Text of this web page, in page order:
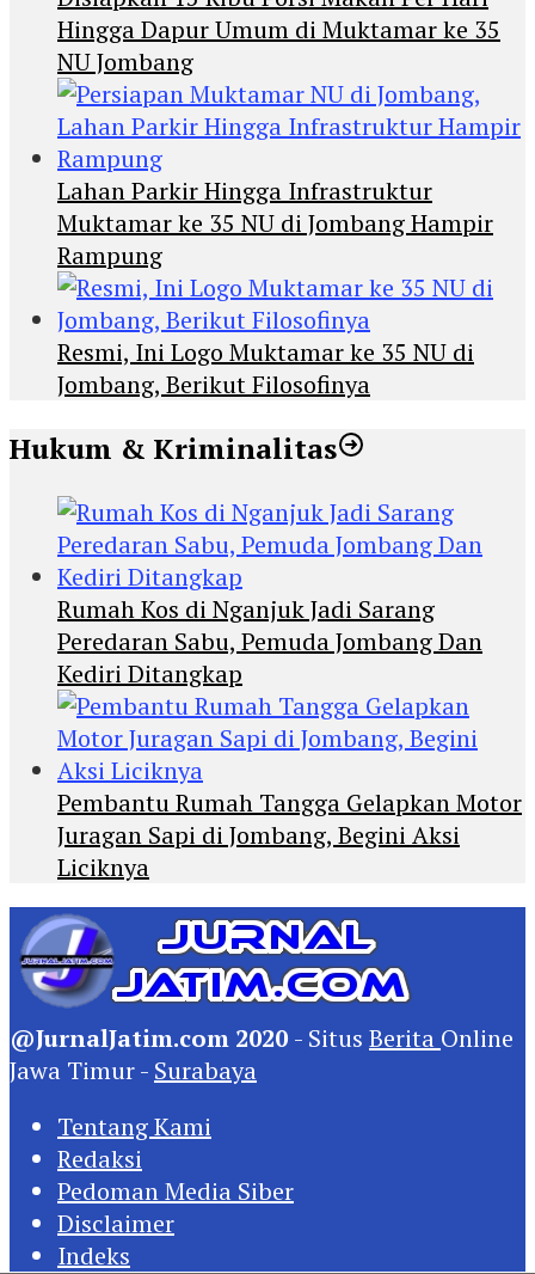
Hingga Dapur Umum di Muktamar ke 35
NU Jombang
Lahan Parkir Hingga Infrastruktur
Muktamar ke 35 NU di Jombang Hampir
Rampung
Resmi, Ini Logo Muktamar ke 35 NU di
Jombang, Berikut Filosofinya
Hukum & Kriminalitas
Rumah Kos di Nganjuk Jadi Sarang
Peredaran Sabu, Pemuda Jombang Dan
Kediri Ditangkap
Pembantu Rumah Tangga Gelapkan Motor
Juragan Sapi di Jombang, Begini Aksi
Liciknya
@JurnalJatim.com 2020 - Situs Berita Online
Jawa Timur - Surabaya
Tentang Kami
Redaksi
Pedoman Media Siber
Disclaimer
Indeks